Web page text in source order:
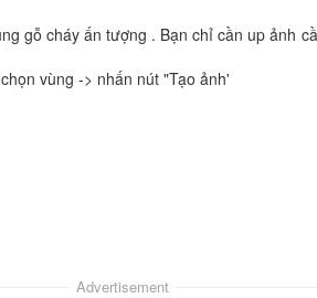
gỗ cháy ấn tượng . Bạn chỉ cần up ảnh
vùng -> nhấn nút "Tạo ảnh'
Advertisement